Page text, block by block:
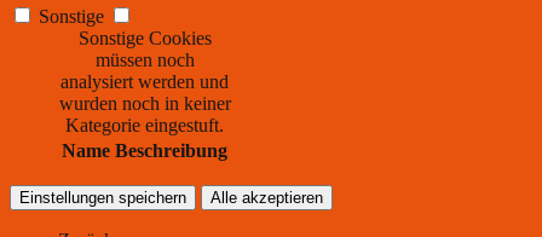
Sonstige
Sonstige Cookies
müssen noch
analysiert werden und
wurden noch in keiner
Kategorie eingestuft.
Name Beschreibung
Einstellungen speichern Alle akzeptieren